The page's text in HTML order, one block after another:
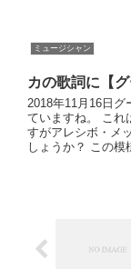
ミュージシャン
カの歌詞に【グ
2018年11月16日
ていますね。 これ
すがアレシボ・メ
しょうか？ この模